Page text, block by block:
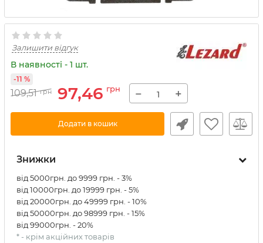
Залишити відгук
В наявності - 1 шт.
109,51 грн 97,46 грн
-11 %
− +
Додати в кошик
Знижки
від 5000грн. до 9999 грн. - 3%
від 10000грн. до 19999 грн. - 5%
від 20000грн. до 49999 грн. - 10%
від 50000грн. до 98999 грн. - 15%
від 99000грн. - 20%
* - крім акційних товарів